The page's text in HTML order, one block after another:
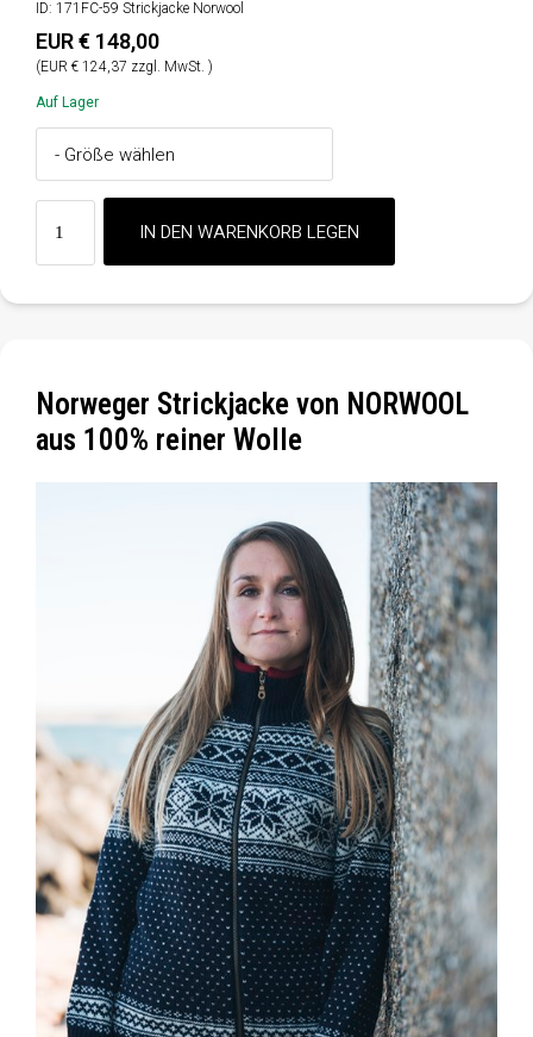
ID: 171FC-59 Strickjacke Norwool
EUR € 148,00
(EUR € 124,37 zzgl. MwSt. )
Auf Lager
Norweger Strickjacke von NORWOOL
aus 100% reiner Wolle